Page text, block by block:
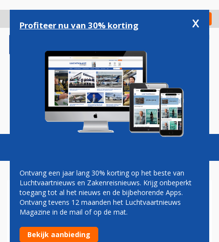
gaan
Check in
Magazine Podcasts Vacatures
AIRASIA RUILT 253 AIRBUS
A320NEO'S OM VOOR
A321NEO'S
Profiteer nu van 30% korting x
Ontvang een jaar lang 30% korting op het beste van
Luchtvaartnieuws en Zakenreisnieuws. Krijg onbeperkt
toegang tot al het nieuws en de bijbehorende Apps.
Ontvang tevens 12 maanden het Luchtvaartnieuws
Magazine in de mail of op de mat.
Bekijk aanbieding